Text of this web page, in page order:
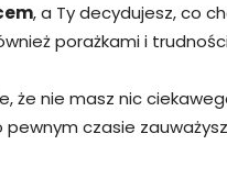
, a Ty decydujesz, co
porażkami i
że nie masz nic
czasie